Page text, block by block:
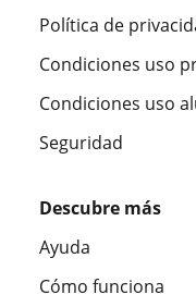
Política de
Condiciones uso
Condiciones uso
Seguridad
Descubre más
Ayuda
Cómo funciona